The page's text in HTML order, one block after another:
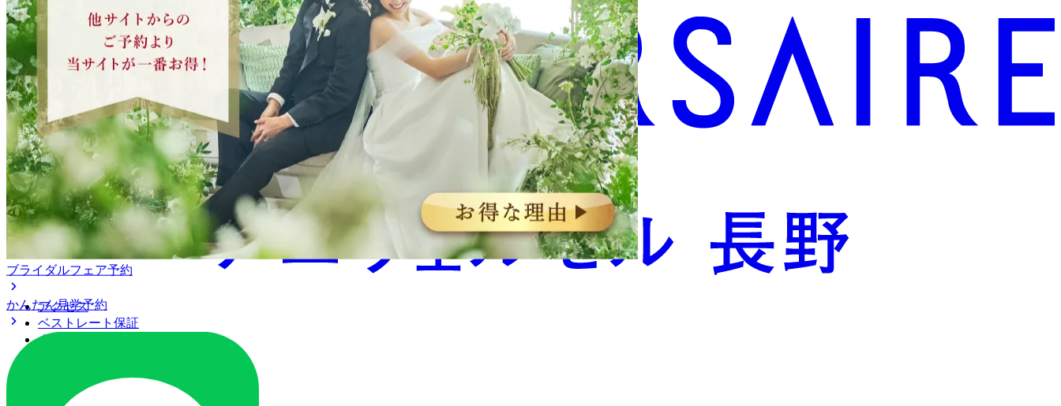
アクセス
ベストレート保証
よくあるご質問
ブライダルフェア予約
かんたん見学予約